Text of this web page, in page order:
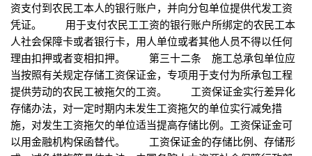
资支付到农民工本人的银行账户，并向分包单位提供代发工资
凭证。 用于支付农民工工资的银行账户所绑定的农民工本
人社会保障卡或者银行卡，用人单位或者其他人员不得以任何
理由扣押或者变相扣押。 第三十二条 施工总承包单位应
当按照有关规定存储工资保证金，专项用于支付为所承包工程
提供劳动的农民工被拖欠的工资。 工资保证金实行差异化
存储办法，对一定时期内未发生工资拖欠的单位实行减免措
施，对发生工资拖欠的单位适当提高存储比例。工资保证金可
以用金融机构保函替代。 工资保证金的存储比例、存储形